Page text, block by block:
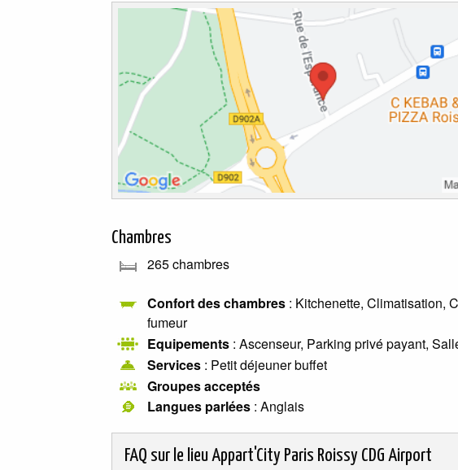
Chambres
265 chambres
Confort des chambres : Kitchenette, Climatisation,
fumeur
Equipements : Ascenseur, Parking privé payant,
Services : Petit déjeuner buffet
Groupes acceptés
Langues parlées : Anglais
FAQ sur le lieuAppart'City Paris Roissy CDG Airport